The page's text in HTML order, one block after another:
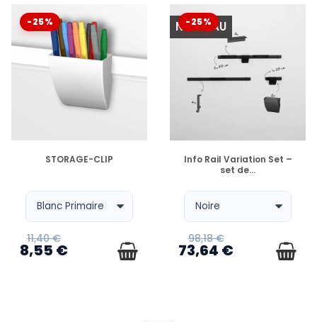
-25%
EN STOCK
STORAGE-CLIP
11,40 €
8,55 €
NOUVEAU
-25%
EN STOCK
Info Rail Variation Set –
set de...
98,18 €
73,64 €